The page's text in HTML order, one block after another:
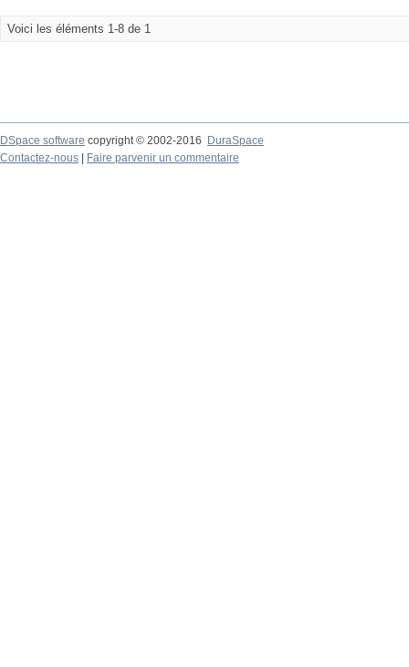
Voici les éléments 1-8 de 1
DSpace software copyright © 2002-2016
DuraSpace
Contactez-nous
Faire parvenir un commentaire